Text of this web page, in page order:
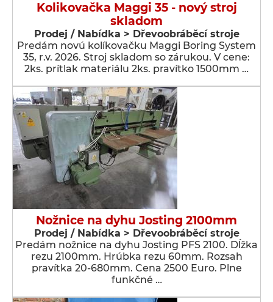
Kolikovačka Maggi 35 - nový stroj
skladom
Prodej / Nabídka > Dřevoobráběcí stroje
Predám novú kolíkovačku Maggi Boring System
35, r.v. 2026. Stroj skladom so zárukou. V cene:
2ks. prítlak materiálu 2ks. pravítko 1500mm …
Nožnice na dyhu Josting 2100mm
Prodej / Nabídka > Dřevoobráběcí stroje
Predám nožnice na dyhu Josting PFS 2100. Dĺžka
rezu 2100mm. Hrúbka rezu 60mm. Rozsah
pravítka 20-680mm. Cena 2500 Euro. Plne
funkčné …